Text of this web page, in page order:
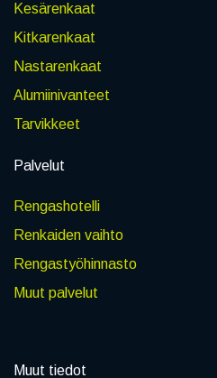
Kesärenkaat
Kitkarenkaat
Nastarenkaat
Alumiinivanteet
Tarvikkeet
Palvelut
Rengashotelli
Renkaiden vaihto
Rengastyöhinnasto
Muut palvelut
Muut tiedot